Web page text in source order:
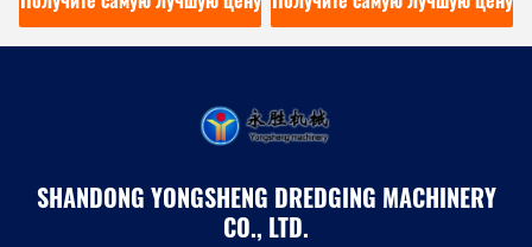
крупномасштабных
дноуглубительных
SHANDONG YONGSHENG DREDGING MACHINERY
CO., LTD.